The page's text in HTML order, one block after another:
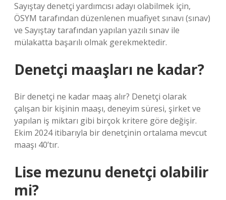
Sayıştay denetçi yardımcısı adayı olabilmek için,
ÖSYM tarafından düzenlenen muafiyet sınavı (sınav)
ve Sayıştay tarafından yapılan yazılı sınav ile
mülakatta başarılı olmak gerekmektedir.
Denetçi maaşları ne kadar?
Bir denetçi ne kadar maaş alır? Denetçi olarak
çalışan bir kişinin maaşı, deneyim süresi, şirket ve
yapılan iş miktarı gibi birçok kritere göre değişir.
Ekim 2024 itibarıyla bir denetçinin ortalama mevcut
maaşı 40’tır.
Lise mezunu denetçi olabilir
mi?